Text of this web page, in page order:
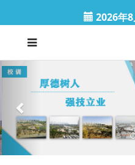
2026年
P
r
v
i
o
u